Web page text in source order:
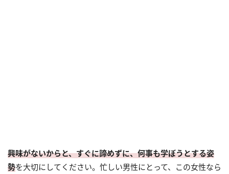
興味がないからと、すぐに諦めずに、何事も学ぼうとする姿
勢を大切にしてください。忙しい男性にとって、この女性なら